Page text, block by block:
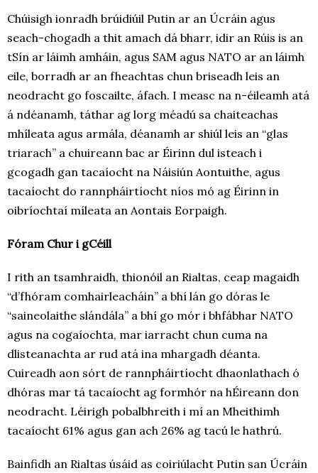
Chúisigh ionradh brúidiúil Putin ar an Úcráin agus
seach-chogadh a thit amach dá bharr, idir an Rúis is an
tSín ar láimh amháin, agus SAM agus NATO ar an láimh
eile, borradh ar an fheachtas chun briseadh leis an
neodracht go foscailte, áfach. I measc na n-éileamh atá
á ndéanamh, táthar ag lorg méadú sa chaiteachas
mhíleata agus armála, déanamh ar shiúl leis an “glas
triarach” a chuireann bac ar Éirinn dul isteach i
gcogadh gan tacaíocht na Náisiún Aontuithe, agus
tacaíocht do rannpháirtíocht níos mó ag Éirinn in
oibríochtaí míleata an Aontais Eorpaigh.
Fóram Chur i gCéill
I rith an tsamhraidh, thionóil an Rialtas, ceap magaidh
“d’fhóram comhairleacháin” a bhí lán go dóras le
“saineolaithe slándála” a bhí go mór i bhfábhar NATO
agus na cogaíochta, mar iarracht chun cuma na
dlisteanachta ar rud atá ina mhargadh déanta.
Cuireadh aon sórt de rannpháirtíocht dhaonlathach ó
dhóras mar tá tacaíocht ag formhór na hÉireann don
neodracht. Léirigh pobalbhreith i mí an Mheithimh
tacaíocht 61% agus gan ach 26% ag tacú le hathrú.
Bainfidh an Rialtas úsáid as coiriúlacht Putin san Úcráin